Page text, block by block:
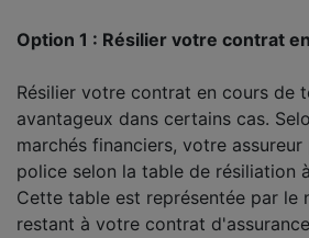
Option 1 : Résilier votre contrat
Résilier votre contrat en cours de
avantageux dans certains cas.
marchés financiers, votre
police selon la table de résiliation
Cette table est représentée par le
restant à votre contrat